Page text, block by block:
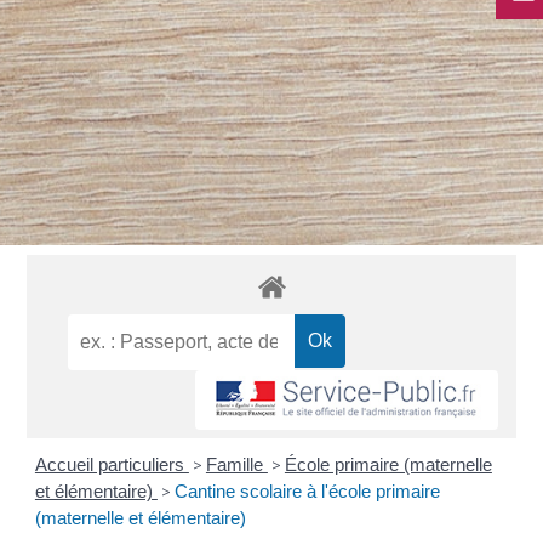
Accueil particuliers > Famille > École primaire (maternelle
et élémentaire) > Cantine scolaire à l'école primaire
(maternelle et élémentaire)